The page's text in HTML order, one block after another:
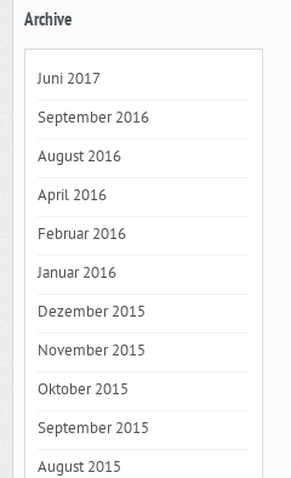
Archive
Juni 2017
September 2016
August 2016
April 2016
Februar 2016
Januar 2016
Dezember 2015
November 2015
Oktober 2015
September 2015
August 2015